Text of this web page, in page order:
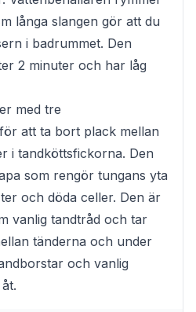
långa slangen gör att du
i badrummet. Den
2 minuter och har låg
med tre
att ta bort plack mellan
i tandköttsfickorna. Den
som rengör tungans yta
och döda celler. Den är
vanlig tandtråd och tar
tänderna och under
och vanlig